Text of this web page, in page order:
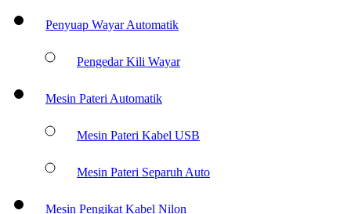
Penyuap Wayar Automatik
Pengedar Kili Wayar
Mesin Pateri Automatik
Mesin Pateri Kabel USB
Mesin Pateri Separuh Auto
Mesin Pengikat Kabel Nilon